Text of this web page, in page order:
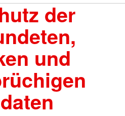
der
und